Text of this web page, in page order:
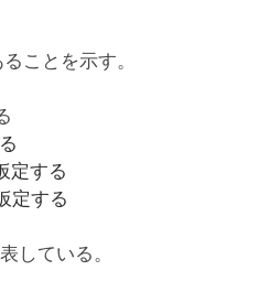
ことを示す。
定する
定する
している。